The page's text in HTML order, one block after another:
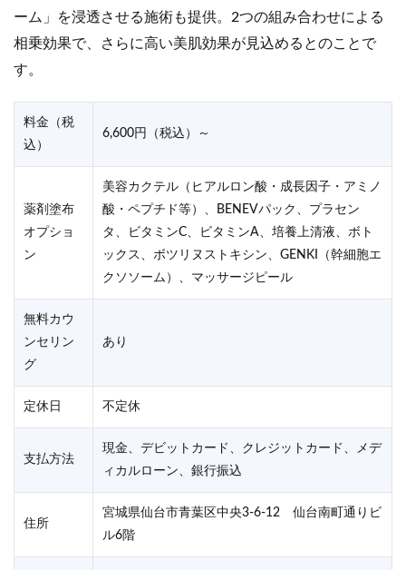
ーム」を浸透させる施術も提供。2つの組み合わせによる
相乗効果で、さらに高い美肌効果が見込めるとのことで
す。
料金（税
込）
6,600円（税込）～
薬剤塗布
オプショ
ン
美容カクテル（ヒアルロン酸・成長因子・アミノ
酸・ペプチド等）、BENEVパック、プラセン
タ、ビタミンC、ビタミンA、培養上清液、ボト
ックス、ボツリヌストキシン、GENKI（幹細胞エ
クソソーム）、マッサージピール
無料カウ
ンセリン
グ
あり
定休日 不定休
支払方法
現金、デビットカード、クレジットカード、メデ
ィカルローン、銀行振込
住所
宮城県仙台市青葉区中央3-6-12 仙台南町通りビ
ル6階